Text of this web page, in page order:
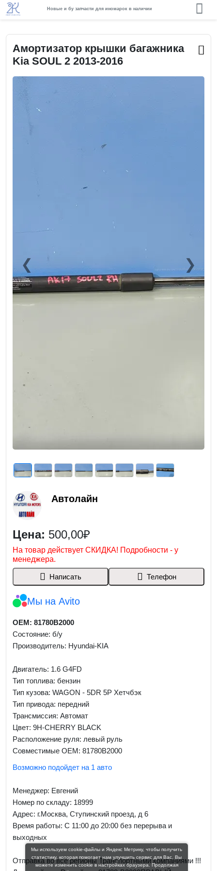
Новые и бу запчасти для иномарок в наличии
Амортизатор крышки багажника
Kia SOUL 2 2013-2016
❮Previous ❯Next
Автолайн
Цена: 500,00₽
На товар действует СКИДКА! Подробности - у
менеджера.
Написать Телефон
Мы на Avito
OEM: 81780B2000
Состояние: б/у
Производитель: Hyundai-KIA
Двигатель: 1.6 G4FD
Тип топлива: бензин
Тип кузова: WAGON - 5DR 5P Хетчбэк
Тип привода: передний
Трансмиссия: Автомат
Цвет: 9H-CHERRY BLACK
Расположение руля: левый руль
Совместимые OEM: 81780B2000
Возможно подойдет на 1 авто
Менеджер: Евгений
Номер по складу: 18999
Адрес: г.Москва, Ступинский проезд, д 6
Время работы: С 11:00 до 20:00 без перерыва и
выходных
Отправка во все регионы Транспортными компаниями !!!
Мы используем cookie-файлы и Яндекс Метрику, чтобы получить
статистику, которая помогает нам улучшить сервис для Вас. Вы
можете изменить cookie в настройках браузера. Продолжая